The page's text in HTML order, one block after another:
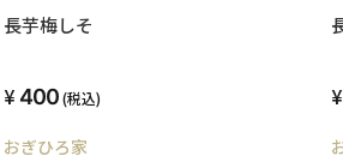
長芋梅しそ
400(税込)
おぎひろ家